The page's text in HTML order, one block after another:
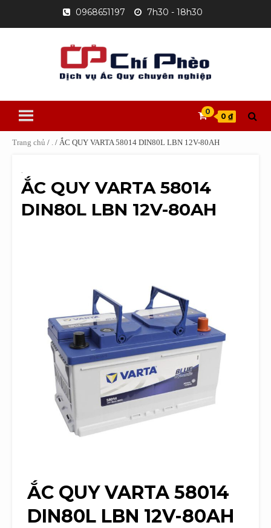
content
0968651197 7h30 - 18h30
0
0 ₫
Trang chủ / / ẮC QUY VARTA 58014 DIN80L LBN 12V-80AH
ẮC QUY VARTA 58014
DIN80L LBN 12V-80AH
ẮC QUYVARTA 58014
DIN80L LBN 12V-80AH